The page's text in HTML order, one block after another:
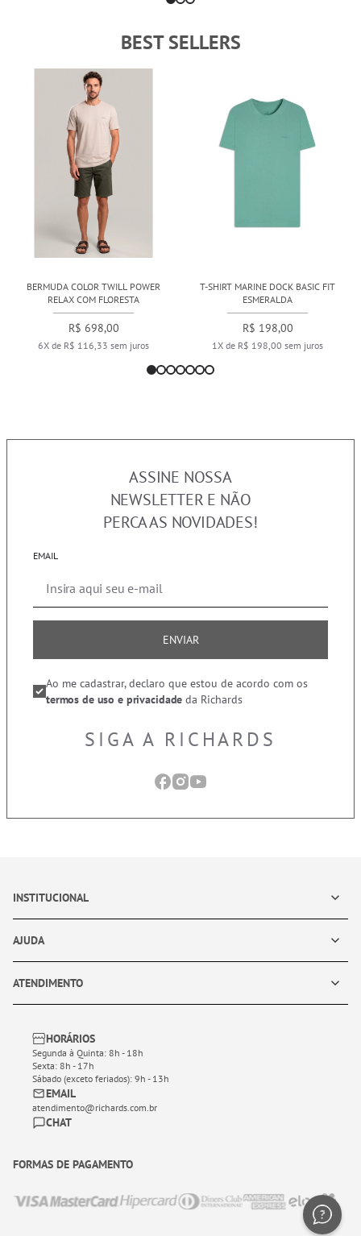
BEST SELLERS
BERMUDA COLOR TWILL POWER
RELAX COM FLORESTA
R$ 698,00
6X de R$ 116,33 sem juros
T-SHIRT MARINE DOCK BASIC FIT
ESMERALDA
R$ 198,00
1X de R$ 198,00 sem juros
ASSINE NOSSA
NEWSLETTER E NÃO
PERCA AS NOVIDADES!
EMAIL
ENVIAR
Ao me cadastrar, declaro que estou de acordo com os
termos de uso e privacidade da Richards
SIGA A RICHARDS
INSTITUCIONAL
AJUDA
ATENDIMENTO
HORÁRIOS
Segunda à Quinta: 8h - 18h
Sexta: 8h - 17h
Sábado (exceto feriados): 9h - 13h
EMAIL
atendimento@richards.com.br
CHAT
FORMAS DE PAGAMENTO